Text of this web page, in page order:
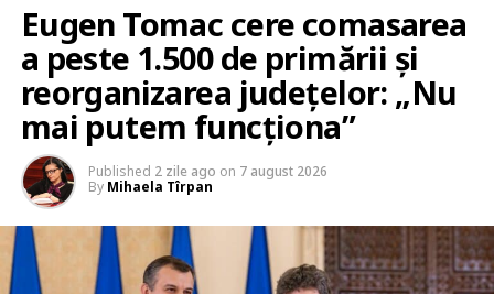
Eugen Tomac cere comasarea
a peste 1.500 de primării și
reorganizarea județelor: „Nu
mai putem funcționa”
Published 2 zile ago on 7 august 2026
By Mihaela Tîrpan